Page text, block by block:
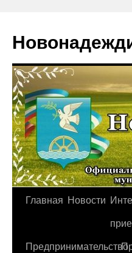
Перейти
содержимому
Главная Новости
Предпринимательство